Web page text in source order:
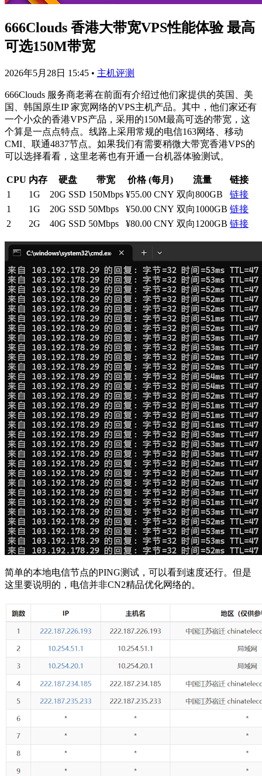
666Clouds 香港大带宽VPS性能体验 最高
可选150M带宽
2026年5月28日 15:45 • 主机评测
666Clouds 服务商老蒋在前面有介绍过他们家提供的英国、美
国、韩国原生IP 家宽网络的VPS主机产品。其中，他们家还有
一个小众的香港VPS产品，采用的150M最高可选的带宽，这
个算是一点点特点。线路上采用常规的电信163网络、移动
CMI、联通4837节点。如果我们有需要稍微大带宽香港VPS的
可以选择看看，这里老蒋也有开通一台机器体验测试。
CPU 内存 硬盘 带宽 价格 (每月) 流量
链接
1
1G 20G SSD 150Mbps ¥55.00 CNY 双向800GB
链接
1
1G 20G SSD 50Mbps ¥50.00 CNY 双向1000GB 链接
2
2G 40G SSD 50Mbps ¥80.00 CNY 双向1200GB 链接
简单的本地电信节点的PING测试，可以看到速度还行。但是
这里要说明的，电信并非CN2精品优化网络的。